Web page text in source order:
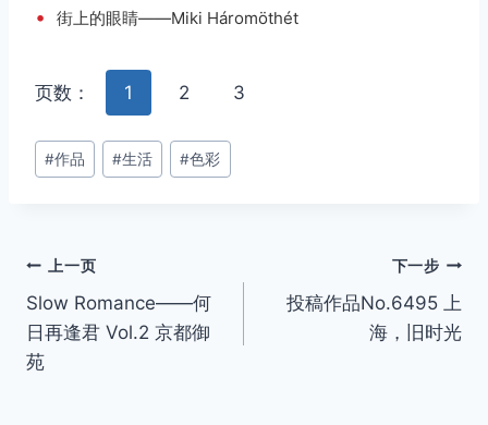
• 街上的眼睛——Miki Háromöthét
页数： 1 2 3
文
章
#作品 #生活 #色彩
文
章
导
上一页
Slow Romance——何
日再逢君 Vol.2 京都御
苑
下一步
投稿作品No.6495 上
海，旧时光